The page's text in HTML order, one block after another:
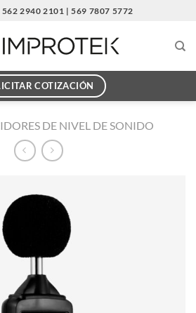
562 2940 2101 | 569 7807 5772
COTIZACIÓN
DE NIVEL DE SONIDO